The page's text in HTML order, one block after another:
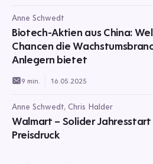
Anne Schwedt
Biotech-Aktien aus China:
Chancen die
Anlegern bietet
9 min. 16.05.2025
Anne Schwedt, Chris Halder
Walmart – Solider
Preisdruck